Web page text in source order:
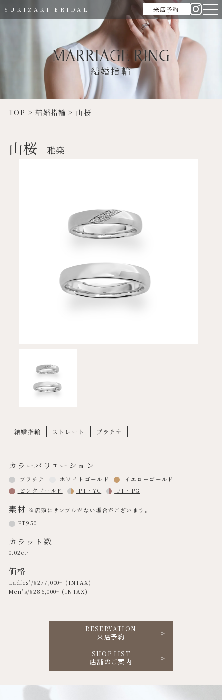
YUKIZAKI BRIDAL 来店予約
MARRIAGE RING
結婚指輪
TOP >結婚指輪 > 山桜
山桜 雅楽
結婚指輪 ストレート プラチナ
カラーバリエーション
プラチナ ホワイトゴールド
イエローゴールド
ピンクゴールド
PT・YG PT・PG
素材 ※店頭にサンプルがない場合がございます。
PT950
カラット数
0.02ct~
価格
Ladies’/¥277,000~ (INTAX)
Men’s/¥286,000~ (INTAX)
RESERVATION
来店予約
SHOP LIST
店舗のご案内